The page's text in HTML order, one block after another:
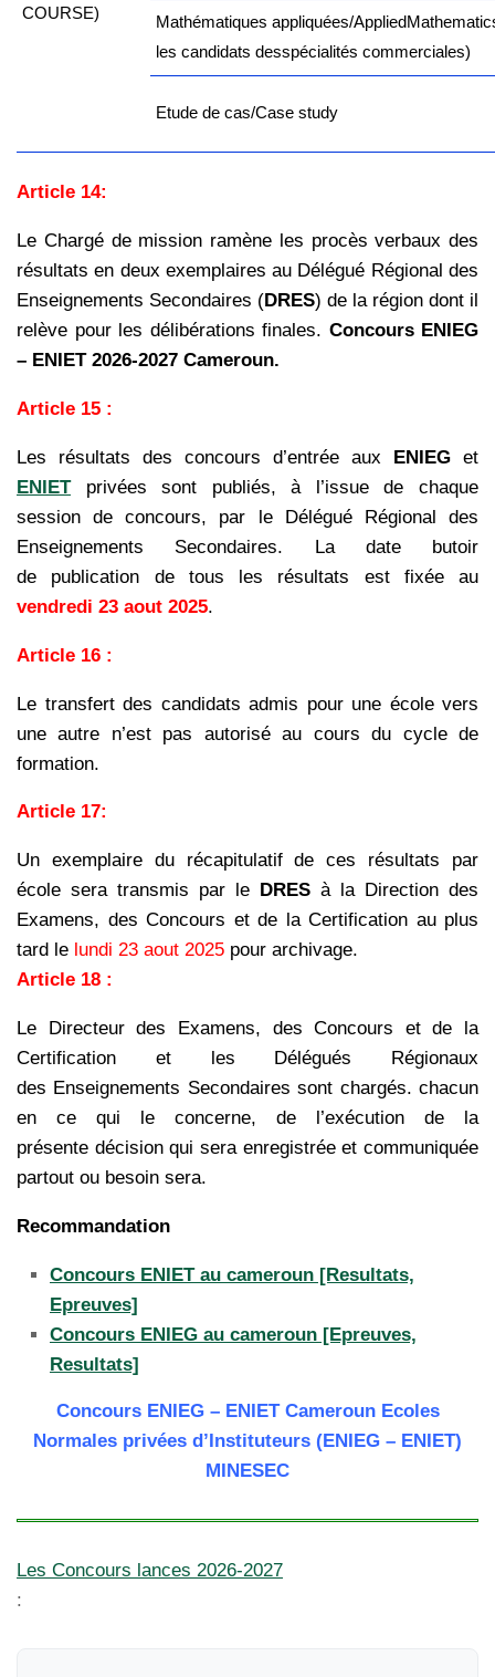
COURSE)
Mathématiques appliquées/Applied
les candidats desspécialités commerciales)
Etude de cas/Case study
Article 14:
Le Chargé de mission ramène les procès verbaux des
résultats en deux exemplaires au Délégué Régional des
Enseignements Secondaires (DRES) de la région dont il
relève pour les délibérations finales. Concours ENIEG
– ENIET 2026-2027 Cameroun.
Article 15 :
Les résultats des concours d’entrée aux ENIEG et
ENIETprivées sont publiés, à l’issue de chaque
session de concours, par le Délégué Régional des
Enseignements Secondaires. La date butoir
de publication de tous les résultats est fixée au
vendredi 23 aout 2025.
Article 16 :
Le transfert des candidats admis pour une école vers
une autre n’est pas autorisé au cours du cycle de
formation.
Article 17:
Un exemplaire du récapitulatif de ces résultats par
école sera transmis par le
DRES à la Direction des
Examens, des Concours et de la Certification au plus
tard le lundi 23 aout 2025 pour archivage.
Article 18 :
Le Directeur des Examens, des Concours et de la
Certification et les Délégués Régionaux
des Enseignements Secondaires sont chargés. chacun
en ce qui le concerne, de l’exécution de la
présente décision qui sera enregistrée et communiquée
partout ou besoin sera.
Recommandation
Concours ENIET au cameroun [Resultats,
Epreuves]
Concours ENIEG au cameroun [Epreuves,
Resultats]
Concours ENIEG – ENIET Cameroun Ecoles
Normales privées d’Instituteurs (ENIEG – ENIET)
MINESEC
Les Concours lances 2026-2027
: